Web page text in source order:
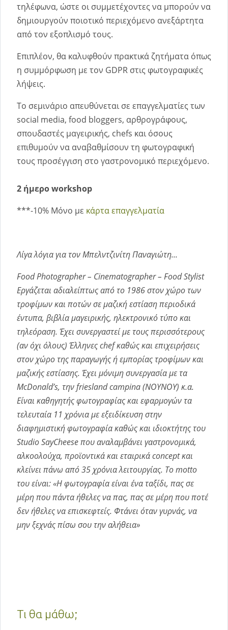
τηλέφωνα, ώστε οι συμμετέχοντες να μπορούν να
δημιουργούν ποιοτικό περιεχόμενο ανεξάρτητα
από τον εξοπλισμό τους.
Επιπλέον, θα καλυφθούν πρακτικά ζητήματα όπως
η συμμόρφωση με τον GDPR στις φωτογραφικές
λήψεις.
Το σεμινάριο απευθύνεται σε επαγγελματίες των
social media, food bloggers, αρθρογράφους,
σπουδαστές μαγειρικής, chefs και όσους
επιθυμούν να αναβαθμίσουν τη φωτογραφική
τους προσέγγιση στο γαστρονομικό περιεχόμενο.
2 ήμερο workshop
***-10% Μόνο με κάρτα επαγγελματία
Λίγα λόγια για τον Μπελντζινίτη Παναγιώτη...
Food Photographer – Cinematographer – Food Stylist
Εργάζεται αδιαλείπτως από το 1986 στον χώρο των
τροφίμων και ποτών σε μαζική εστίαση περιοδικά
έντυπα, βιβλία μαγειρικής, ηλεκτρονικό τύπο και
τηλεόραση. Έχει συνεργαστεί με τους περισσότερους
(αν όχι όλους) Έλληνες chef καθώς και επιχειρήσεις
στον χώρο της παραγωγής ή εμπορίας τροφίμων και
μαζικής εστίασης. Έχει μόνιμη συνεργασία με τα
McDonald’s, την friesland campina (NOYNOY) κ.α.
Είναι καθηγητής φωτογραφίας και εφαρμογών τα
τελευταία 11 χρόνια με εξειδίκευση στην
διαφημιστική φωτογραφία καθώς και ιδιοκτήτης του
Studio SayCheese που αναλαμβάνει γαστρονομικά,
αλκοολούχα, προϊοντικά και εταιρικά concept και
κλείνει πάνω από 35 χρόνια λειτουργίας. Το motto
του είναι: «Η φωτογραφία είναι ένα ταξίδι, πας σε
μέρη που πάντα ήθελες να πας, πας σε μέρη που ποτέ
δεν ήθελες να επισκεφτείς. Φτάνει όταν γυρνάς, να
μην ξεχνάς πίσω σου την αλήθεια»
Τι θα μάθω;